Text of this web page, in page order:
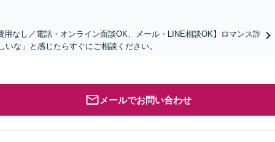
用なし／電話・オンライン面談OK、メール・LINE相談OK】ロマンス詐
な」と感じたらすぐにご相談ください。
メールでお問い合わせ